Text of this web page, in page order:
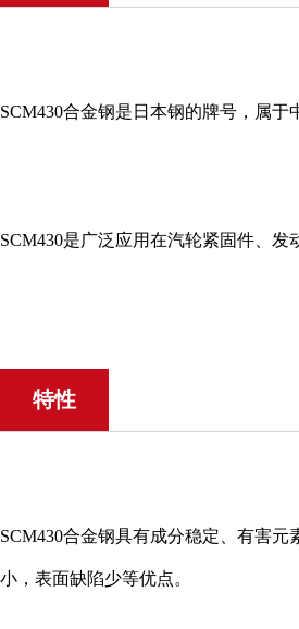
SCM430合金钢是日本钢的牌号，属于
SCM430是广泛应用在汽轮紧固件、发
特性
SCM430合金钢具有成分稳定、有害
小，表面缺陷少等优点。